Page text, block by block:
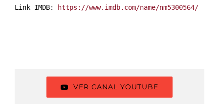
Link IMDB:
VER CANAL YOUTUBE